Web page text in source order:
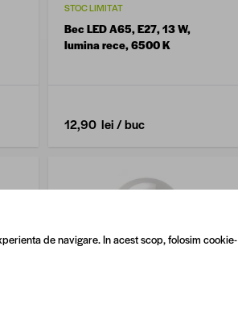
STOC LIMITAT
Bec LED A65, E27, 13 W,
lumina rece, 6500 K
12,90 lei/ buc
de navigare. In acest scop, folosim cookie-